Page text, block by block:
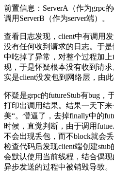
前置信息：ServerA（作为grpc
调用ServerB（作为server端）。
查看日志发现，client中有调用
没有任何收到请求的日志。于
中吃掉了异常，对整个过程加
现，于是怀疑根本没有收到请
实是client没发包到网络层，由
怀疑是grpc的futureStub有bug，
打印出调用结果。结果一天下
美“。懵逼了，去掉finally中的
时候，直觉判断，由于调用
不会出现丢包，而不block就会
检查代码后发现client端创建
会默认使用当前线程，结合偶
异步发送的过程中被销毁导致。